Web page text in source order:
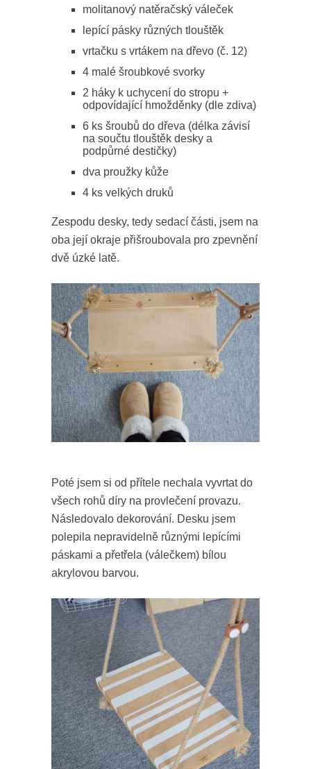
molitanový natěračský váleček
lepící pásky různých tlouštěk
vrtačku s vrtákem na dřevo (č. 12)
4 malé šroubkové svorky
2 háky k uchycení do stropu +
odpovídající hmožděnky (dle zdiva)
6 ks šroubů do dřeva (délka závisí
na součtu tlouštěk desky a
podpůrné destičky)
dva proužky kůže
4 ks velkých druků
Zespodu desky, tedy sedací části, jsem na
oba její okraje přišroubovala pro zpevnění
dvě úzké latě.
Poté jsem si od přítele nechala vyvrtat do
všech rohů díry na provlečení provazu.
Následovalo dekorování. Desku jsem
polepila nepravidelně různými lepícími
páskami a přetřela (válečkem) bílou
akrylovou barvou.